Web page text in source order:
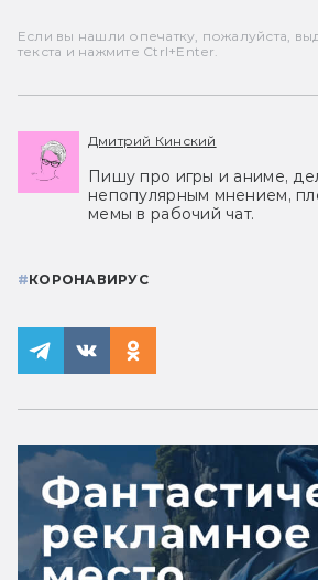
Если вы нашли опечатку, пожалуйста,
текста и нажмите Ctrl+Enter.
Дмитрий Кинский
Пишу про игры и аниме,
непопулярным мнением,
мемы в рабочий чат.
#КОРОНАВИРУС